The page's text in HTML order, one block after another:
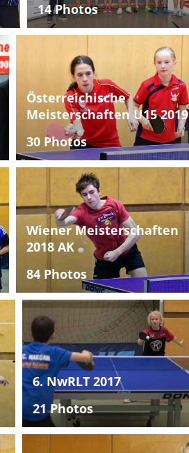
14 Photos
Österreichische
Meisterschaften U15 2019
30 Photos
Wiener Meisterschaften
2018 AK
84 Photos
6. NwRLT 2017
21 Photos